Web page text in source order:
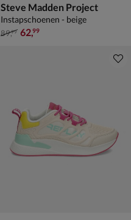
Steve Madden Project
Instapschoenen - beige
van € 89,99 voor € 62,99
89,99 62,99